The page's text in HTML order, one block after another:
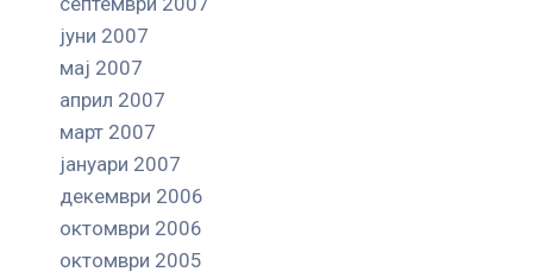
јуни 2007
мај 2007
април 2007
март 2007
јануари 2007
декември 2006
октомври 2006
октомври 2005